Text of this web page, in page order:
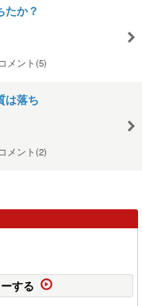
たか？
コメント(5)
は落ち
コメント(2)
する